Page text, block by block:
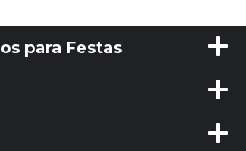
para Festas